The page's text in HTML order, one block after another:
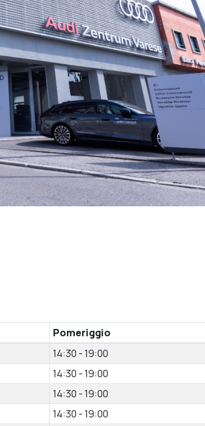
Pomeriggio
14:30 - 19:00
14:30 - 19:00
14:30 - 19:00
14:30 - 19:00